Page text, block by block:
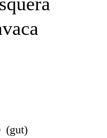
(gut)